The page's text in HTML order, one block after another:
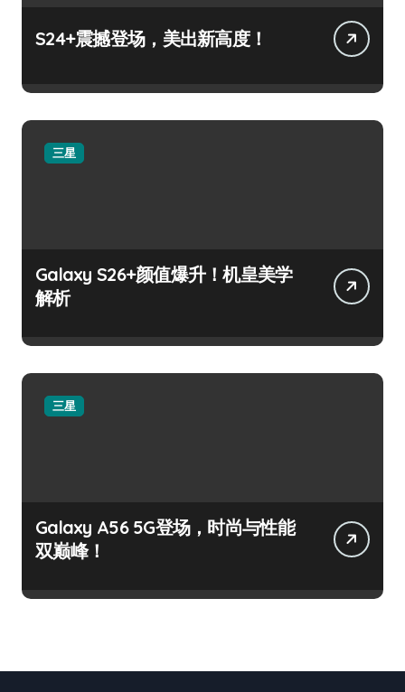
S24+震撼登场，美出新高度！
三星
Galaxy S26+颜值爆升！机皇美学
解析
三星
Galaxy A56 5G登场，时尚与性能
双巅峰！